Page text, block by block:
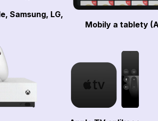
Samsung, LG,
Mobily a tablety